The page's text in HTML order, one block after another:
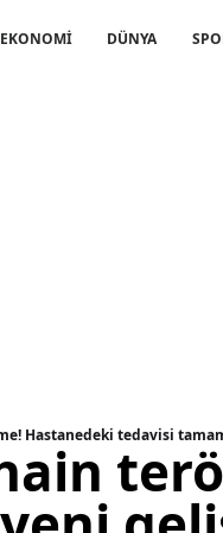
EKONOMİ DÜNYA
Hastanedeki tedavisi